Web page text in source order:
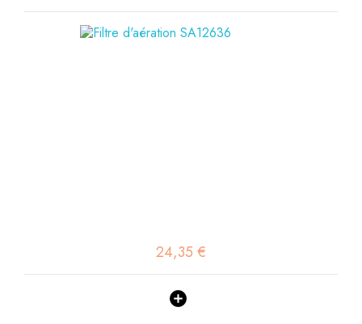
24,35 €